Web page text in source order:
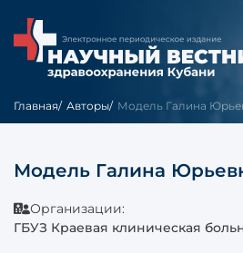
Главная Авторы Модель Галина
Модель Галина
Организации:
ГБУЗ Краевая клиническая